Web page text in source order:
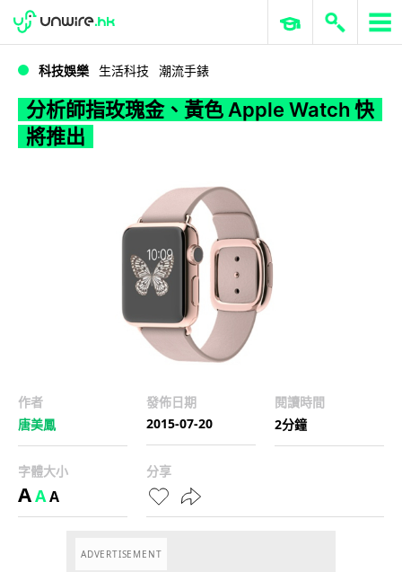
WWDC 2026 ERP 與商業 AI
科技娛樂 生活科技 潮流手錶
分析師指玫瑰金、黃色 Apple Watch 快
將推出
作者
唐美鳳
發佈日期
2015-07-20
閱讀時間
2分鐘
字體大小
AAA
分享
ADVERTISEMENT